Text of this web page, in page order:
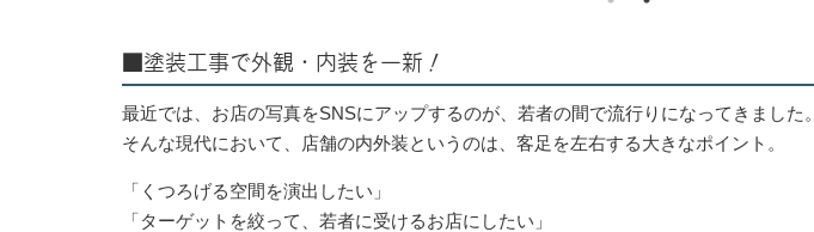
■塗装工事で外観・内装を一新！
最近では、お店の写真をSNSにアップするのが、若者の間で流行りになってきました。
そんな現代において、店舗の内外装というのは、客足を左右する大きなポイント。
「くつろげる空間を演出したい」
「ターゲットを絞って、若者に受けるお店にしたい」